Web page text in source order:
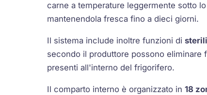
carne a temperature leggermente sotto
mantenendola fresca fino a dieci giorni.
Il sistema include inoltre funzioni di
secondo il produttore possono eliminare
presenti all'interno del frigorifero.
Il comparto interno è organizzato in18